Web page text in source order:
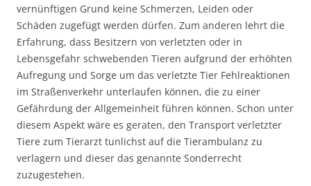
vernünftigen Grund keine Schmerzen, Leiden oder
Schäden zugefügt werden dürfen. Zum anderen lehrt die
Erfahrung, dass Besitzern von verletzten oder in
Lebensgefahr schwebenden Tieren aufgrund der erhöhten
Aufregung und Sorge um das verletzte Tier Fehlreaktionen
im Straßenverkehr unterlaufen können, die zu einer
Gefährdung der Allgemeinheit führen können. Schon unter
diesem Aspekt wäre es geraten, den Transport verletzter
Tiere zum Tierarzt tunlichst auf die Tierambulanz zu
verlagern und dieser das genannte Sonderrecht
zuzugestehen.